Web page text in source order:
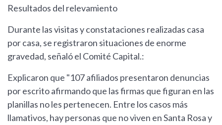
Resultados del relevamiento
Durante las visitas y constataciones realizadas casa
por casa, se registraron situaciones de enorme
gravedad, señaló el Comité Capital.:
Explicaron que "107 afiliados presentaron denuncias
por escrito afirmando que las firmas que figuran en las
planillas no les pertenecen. Entre los casos más
llamativos, hay personas que no viven en Santa Rosa y